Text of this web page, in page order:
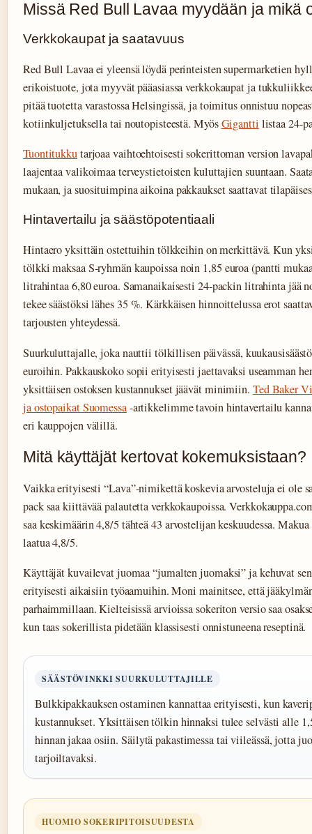
Missä Red Bull Lavaa myydään ja mikä
Verkkokaupat ja saatavuus
Red Bull Lavaa ei yleensä löydä perinteisten supermarketien
erikoistuote, jota myyvät pääasiassa verkkokaupat ja
pitää tuotetta varastossa Helsingissä, ja toimitus onnistuu
kotiinkuljetuksella tai noutopisteestä. MyösGigantti listaa 24-
Tuontitukkutarjoaa vaihtoehtoisesti sokerittoman version
laajentaa valikoimaa terveystietoisten kuluttajien suuntaan.
mukaan, ja suosituimpina aikoina pakkaukset saattavat
Hintavertailu ja säästöpotentiaali
Hintaero yksittäin ostettuihin tölkkeihin on merkittävä. Kun
tölkki maksaa S-ryhmän kaupoissa noin 1,85 euroa (pantti
litrahintaa 6,80 euroa. Samanaikaisesti 24-packin litrahinta jää
tekee säästöksi lähes 35 %. Kärkkäisen hinnoittelussa erot
tarjousten yhteydessä.
Suurkuluttajalle, joka nauttii tölkillisen päivässä,
euroihin. Pakkauskoko sopii erityisesti jaettavaksi useamman
yksittäisen ostoksen kustannukset jäävät minimiin. Ted Baker
ja ostopaikat Suomessa-artikkelimme tavoin hintavertailu
eri kauppojen välillä.
Mitä käyttäjät kertovat kokemuksistaan?
Vaikka erityisesti “Lava”-nimikettä koskevia arvosteluja ei ole
pack saa kiittävää palautetta verkkokaupoissa.
saa keskimäärin 4,8/5 tähteä 43 arvostelijan keskuudessa.
laatua 4,8/5.
Käyttäjät kuvailevat juomaa “jumalten juomaksi” ja kehuvat
erityisesti aikaisiin työaamuihin. Moni mainitsee, että
parhaimmillaan. Kielteisissä arvioissa sokeriton versio saa
kun taas sokerillista pidetään klassisesti onnistuneena reseptinä.
SÄÄSTÖVINKKI SUURKULUTTAJILLE
Bulkkipakkauksen ostaminen kannattaa erityisesti, kun
kustannukset. Yksittäisen tölkin hinnaksi tulee selvästi alle
hinnan jakaa osiin. Säilytä pakastimessa tai viileässä, jotta
tarjoiltavaksi.
HUOMIO SOKERIPITOISUUDESTA